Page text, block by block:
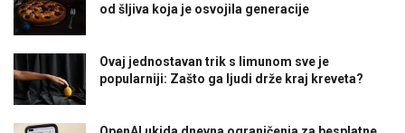
od šljiva koja je osvojila generacije
Ovaj jednostavan trik s limunom sve je
popularniji: Zašto ga ljudi drže kraj kreveta?